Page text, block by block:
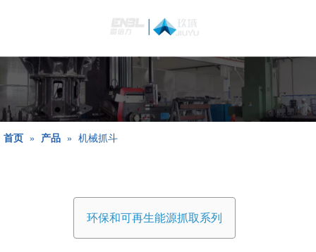
indonesia
日本語
Pусский
首页 » 产品 » 机械抓斗
环保和可再生能源抓取系列